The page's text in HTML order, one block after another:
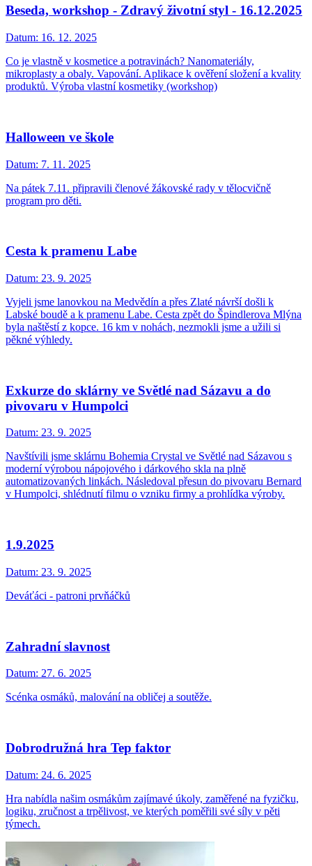
Beseda, workshop - Zdravý životní styl - 16.12.2025
Datum: 16. 12. 2025
Co je vlastně v kosmetice a potravinách? Nanomateriály,
mikroplasty a obaly. Vapování. Aplikace k ověření složení a kvality
produktů. Výroba vlastní kosmetiky (workshop)
Halloween ve škole
Datum: 7. 11. 2025
Na pátek 7.11. připravili členové žákovské rady v tělocvičně
program pro děti.
Cesta k pramenu Labe
Datum: 23. 9. 2025
Vyjeli jsme lanovkou na Medvědín a přes Zlaté návrší došli k
Labské boudě a k pramenu Labe. Cesta zpět do Špindlerova Mlýna
byla naštěstí z kopce. 16 km v nohách, nezmokli jsme a užili si
pěkné výhledy.
Exkurze do sklárny ve Světlé nad Sázavu a do
pivovaru v Humpolci
Datum: 23. 9. 2025
Navštívili jsme sklárnu Bohemia Crystal ve Světlé nad Sázavou s
moderní výrobou nápojového i dárkového skla na plně
automatizovaných linkách. Následoval přesun do pivovaru Bernard
v Humpolci, shlédnutí filmu o vzniku firmy a prohlídka výroby.
1.9.2025
Datum: 23. 9. 2025
Deváťáci - patroni prvňáčků
Zahradní slavnost
Datum: 27. 6. 2025
Scénka osmáků, malování na obličej a soutěže.
Dobrodružná hra Tep faktor
Datum: 24. 6. 2025
Hra nabídla našim osmákům zajímavé úkoly, zaměřené na fyzičku,
logiku, zručnost a trpělivost, ve kterých poměřili své síly v pěti
týmech.